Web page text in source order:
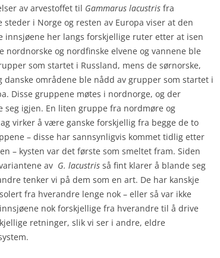
av arvestoffet til Gammarus lacustris fra
steder i Norge og resten av Europa viser at den
innsjøene her langs forskjellige ruter etter at isen
nordnorske og nordfinske elvene og vannene ble
som startet i Russland, mens de sørnorske,
danske områdene ble nådd av grupper som startet i
Disse gruppene møtes i nordnorge, og der
seg igjen. En liten gruppe fra nordmøre og
virker å være ganske forskjellig fra begge de to
– disse har sannsynligvis kommet tidlig etter
– kysten var det første som smeltet fram. Siden
av G. lacustris så fint klarer å blande seg
tenker vi på dem som en art. De har kanskje
fra hverandre lenge nok – eller så var ikke
nok forskjellige fra hverandre til å drive
retninger, slik vi ser i andre, eldre